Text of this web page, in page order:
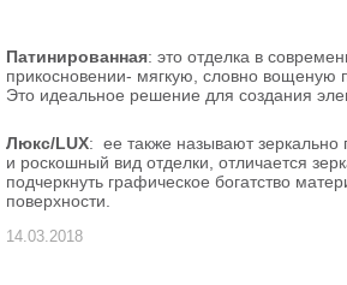
Патинированная: это отделка в
прикосновении- мягкую, словно вощеную
Это идеальное решение для создания
Люкс/LUX: ее также называют зеркально
и роскошный вид отделки, отличается
подчеркнуть графическое богатство
поверхности.
14.03.2018